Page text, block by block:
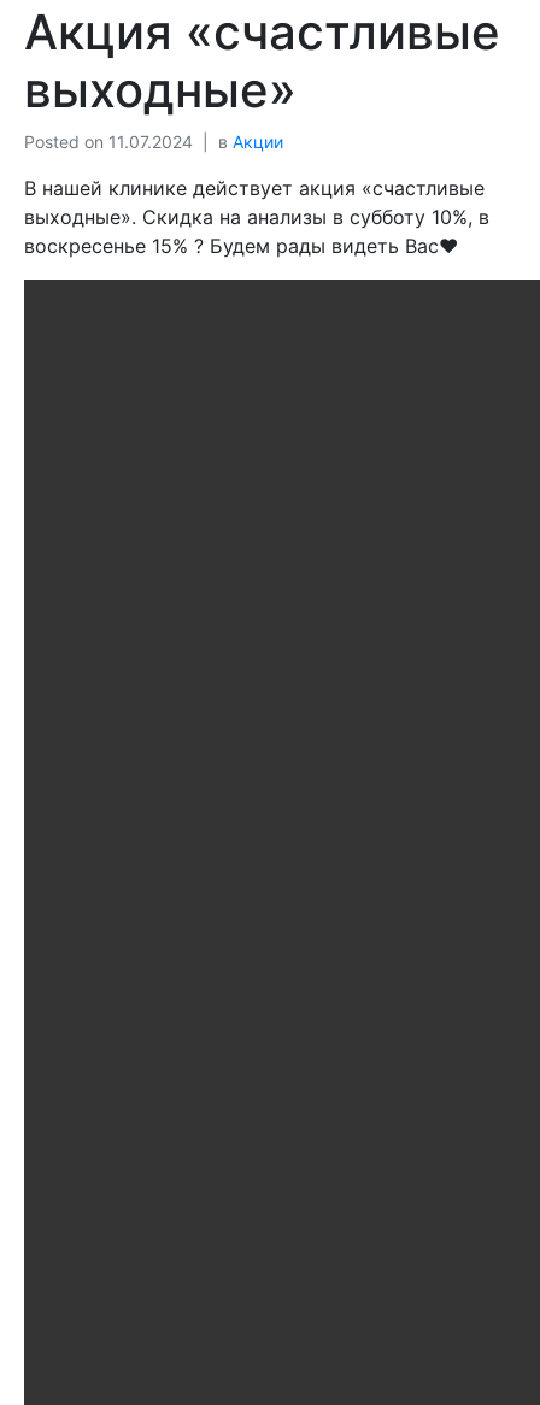
Акция «счастливые
выходные»
Posted on 11.07.2024 в Акции
В нашей клинике действует акция «счастливые
выходные». Скидка на анализы в субботу 10%, в
воскресенье 15% ? Будем рады видеть Вас❤️